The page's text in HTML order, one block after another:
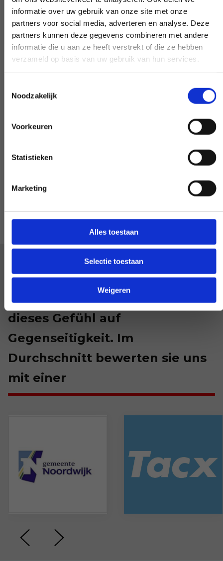
informatie over uw gebruik van onze site met onze
partners voor social media, adverteren en analyse. Deze
partners kunnen deze gegevens combineren met andere
informatie die u aan ze heeft verstrekt of die ze hebben
verzameld op basis van uw gebruik van hun services.
Noodzakelijk
Voorkeuren
Statistieken
Marketing
Alles toestaan
Selectie toestaan
Weigeren
Frühe und späte Verfügbarkeit
Benötigen Sie unsere Hilfe außerhalb des
Wir sind mit jedem Kunden
zufrieden. Offenbar beruht
dieses Gefühl auf
Gegenseitigkeit. Im
Durchschnitt bewerten sie uns
mit einer